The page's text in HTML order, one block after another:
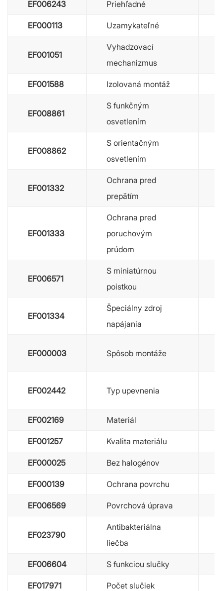
EF006243 Priehľadné
EF000113 Uzamykateľné
EF001051
Vyhadzovací
mechanizmus
EF001588 Izolovaná montáž
EF008861
S funkčným
osvetlením
EF008862
S orientačným
osvetlením
EF001332
Ochrana pred
prepätím
EF001333
Ochrana pred
poruchovým
prúdom
EF006571
S miniatúrnou
poistkou
EF001334
Špeciálny zdroj
napájania
EF000003 Spôsob montáže
EF002442 Typ upevnenia
EF002169 Materiál
EF001257 Kvalita materiálu
EF000025 Bez halogénov
EF000139 Ochrana povrchu
EF006569 Povrchová úprava
EF023790
Antibakteriálna
liečba
EF006604 S funkciou slučky
EF017971 Počet slučiek